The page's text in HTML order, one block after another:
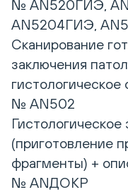
№ AN520ГИЭ,
AN5204ГИЭ,
Сканирование
заключения
гистологическое
№ AN502
(приготовление
фрагменты) +
№ ANДОКР